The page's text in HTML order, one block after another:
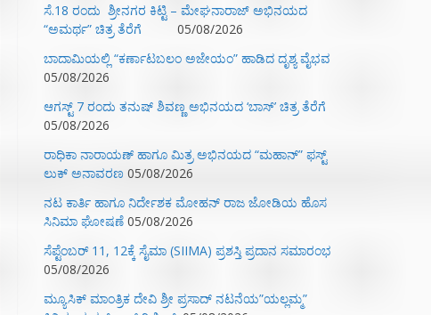
ಸೆ.18 ರಂದು ಶ್ರೀನಗರ ಕಿಟ್ಟಿ – ಮೇಘನಾರಾಜ್ ಅಭಿನಯದ
“ಅಮರ್ಥ” ಚಿತ್ರ ತೆರೆಗೆ
05/08/2026
ಬಾದಾಮಿಯಲ್ಲಿ “ಕರ್ಣಾಟಬಲಂ ಅಜೇಯಂ” ಹಾಡಿದ ದೃಶ್ಯ ವೈಭವ
05/08/2026
ಆಗಸ್ಟ್ 7 ರಂದು ತನುಷ್ ಶಿವಣ್ಣ ಅಭಿನಯದ ‘ಬಾಸ್’ ಚಿತ್ರ ತೆರೆಗೆ
05/08/2026
ರಾಧಿಕಾ ನಾರಾಯಣ್ ಹಾಗೂ ಮಿತ್ರ ಅಭಿನಯದ “ಮಹಾನ್” ಫಸ್ಟ್
ಲುಕ್ ಅನಾವರಣ 05/08/2026
ನಟ ಕಾರ್ತಿ ಹಾಗೂ ನಿರ್ದೇಶಕ ಮೋಹನ್ ರಾಜ ಜೋಡಿಯ ಹೊಸ
ಸಿನಿಮಾ ಘೋಷಣೆ 05/08/2026
ಸೆಪ್ಟೆಂಬರ್ 11, 12ಕ್ಕೆ ಸೈಮಾ (SIIMA) ಪ್ರಶಸ್ತಿ ಪ್ರದಾನ ಸಮಾರಂಭ
05/08/2026
ಮ್ಯೂಸಿಕ್‌ ಮಾಂತ್ರಿಕ ದೇವಿ ಶ್ರೀ ಪ್ರಸಾದ್ ನಟನೆಯ”ಯಲ್ಲಮ್ಮ”